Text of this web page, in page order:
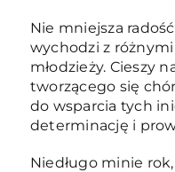
Nie mniejsza
wychodzi z
młodzieży. Cieszy
tworzącego się
do wsparcia tych
determinację i
Niedługo minie